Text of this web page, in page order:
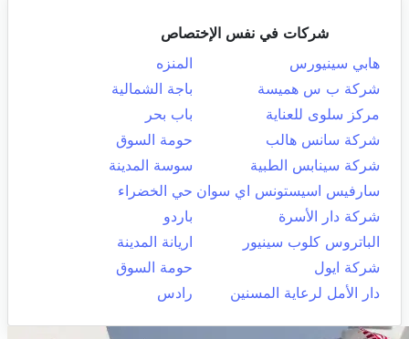
شركات في نفس الإختصاص
هابي سينيورس
المنزه
شركة ب س هميسة
باجة الشمالية
مركز سلوى للعناية
باب بحر
شركة سانس هالب
حومة السوق
شركة سينابس الطبية
سوسة المدينة
سارفيس اسيستونس اي سوان حي الخضراء
شركة دار الأسرة
باردو
الباتروس كلوب سينيور
اريانة المدينة
شركة ايول
حومة السوق
دار الأمل لرعاية المسنين
رادس